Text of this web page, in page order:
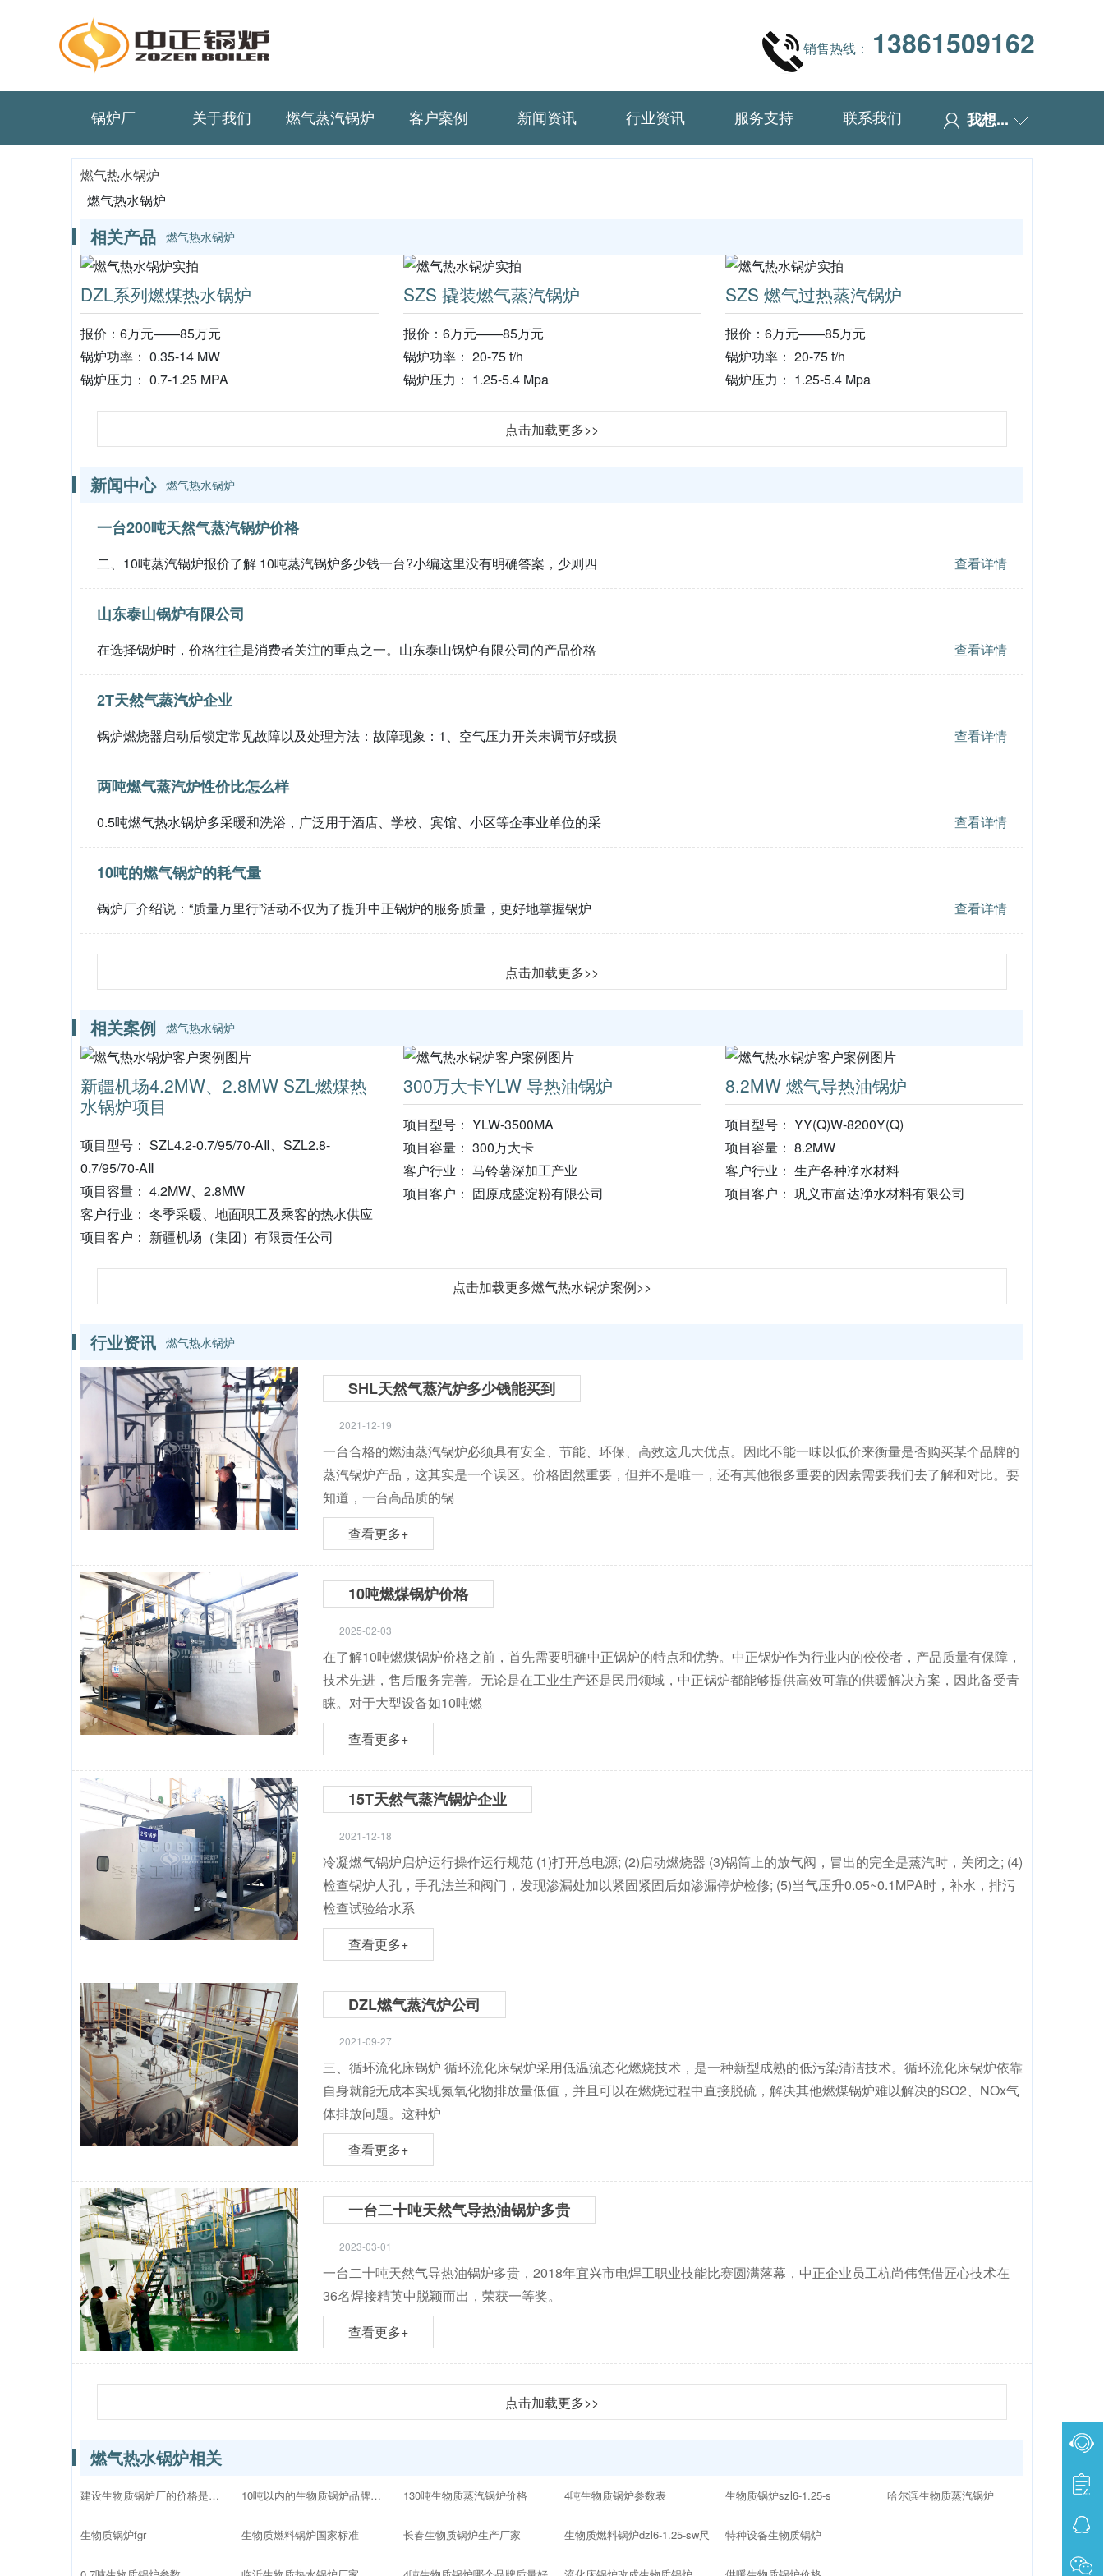
销售热线： 13861509162
锅炉厂 关于我们 燃气蒸汽锅炉 客户案例 新闻资讯 行业资讯 服务支持 联系我们 我想...
燃气热水锅炉
燃气热水锅炉
相关产品 燃气热水锅炉
DZL系列燃煤热水锅炉
报价：6万元——85万元
锅炉功率： 0.35-14 MW
锅炉压力： 0.7-1.25 MPA
SZS 撬装燃气蒸汽锅炉
报价：6万元——85万元
锅炉功率： 20-75 t/h
锅炉压力： 1.25-5.4 Mpa
SZS 燃气过热蒸汽锅炉
报价：6万元——85万元
锅炉功率： 20-75 t/h
锅炉压力： 1.25-5.4 Mpa
点击加载更多>>
新闻中心 燃气热水锅炉
一台200吨天然气蒸汽锅炉价格
二、10吨蒸汽锅炉报价了解 10吨蒸汽锅炉多少钱一台?小编这里没有明确答案，少则四 查看详情
山东泰山锅炉有限公司
在选择锅炉时，价格往往是消费者关注的重点之一。山东泰山锅炉有限公司的产品价格 查看详情
2T天然气蒸汽炉企业
锅炉燃烧器启动后锁定常见故障以及处理方法：故障现象：1、空气压力开关未调节好或损 查看详情
两吨燃气蒸汽炉性价比怎么样
0.5吨燃气热水锅炉多采暖和洗浴，广泛用于酒店、学校、宾馆、小区等企事业单位的采 查看详情
10吨的燃气锅炉的耗气量
锅炉厂介绍说：“质量万里行”活动不仅为了提升中正锅炉的服务质量，更好地掌握锅炉 查看详情
点击加载更多>>
相关案例 燃气热水锅炉
新疆机场4.2MW、2.8MW SZL燃煤热
水锅炉项目
项目型号： SZL4.2-0.7/95/70-AⅡ、SZL2.8-
0.7/95/70-AⅡ
项目容量： 4.2MW、2.8MW
客户行业： 冬季采暖、地面职工及乘客的热水供应
项目客户： 新疆机场（集团）有限责任公司
300万大卡YLW 导热油锅炉
项目型号： YLW-3500MA
项目容量： 300万大卡
客户行业： 马铃薯深加工产业
项目客户： 固原成盛淀粉有限公司
8.2MW 燃气导热油锅炉
项目型号： YY(Q)W-8200Y(Q)
项目容量： 8.2MW
客户行业： 生产各种净水材料
项目客户： 巩义市富达净水材料有限公司
点击加载更多燃气热水锅炉案例>>
行业资讯 燃气热水锅炉
SHL天然气蒸汽炉多少钱能买到
2021-12-19
一台合格的燃油蒸汽锅炉必须具有安全、节能、环保、高效这几大优点。因此不能一味以低价来衡量是否购买某个品牌的
蒸汽锅炉产品，这其实是一个误区。价格固然重要，但并不是唯一，还有其他很多重要的因素需要我们去了解和对比。要
知道，一台高品质的锅
查看更多+
10吨燃煤锅炉价格
2025-02-03
在了解10吨燃煤锅炉价格之前，首先需要明确中正锅炉的特点和优势。中正锅炉作为行业内的佼佼者，产品质量有保障，
技术先进，售后服务完善。无论是在工业生产还是民用领域，中正锅炉都能够提供高效可靠的供暖解决方案，因此备受青
睐。对于大型设备如10吨燃
查看更多+
15T天然气蒸汽锅炉企业
2021-12-18
冷凝燃气锅炉启炉运行操作运行规范 (1)打开总电源; (2)启动燃烧器 (3)锅筒上的放气阀，冒出的完全是蒸汽时，关闭之; (4)
检查锅炉人孔，手孔法兰和阀门，发现渗漏处加以紧固紧固后如渗漏停炉检修; (5)当气压升0.05~0.1MPA时，补水，排污
检查试验给水系
查看更多+
DZL燃气蒸汽炉公司
2021-09-27
三、循环流化床锅炉 循环流化床锅炉采用低温流态化燃烧技术，是一种新型成熟的低污染清洁技术。循环流化床锅炉依靠
自身就能无成本实现氮氧化物排放量低值，并且可以在燃烧过程中直接脱硫，解决其他燃煤锅炉难以解决的SO2、NOx气
体排放问题。这种炉
查看更多+
一台二十吨天然气导热油锅炉多贵
2023-03-01
一台二十吨天然气导热油锅炉多贵，2018年宜兴市电焊工职业技能比赛圆满落幕，中正企业员工杭尚伟凭借匠心技术在
36名焊接精英中脱颖而出，荣获一等奖。
查看更多+
点击加载更多>>
燃气热水锅炉相关
建设生物质锅炉厂的价格是多少
生物质锅炉fgr
10吨以内的生物质锅炉品牌十大排名
生物质燃料锅炉国家标准
130吨生物质蒸汽锅炉价格
长春生物质锅炉生产厂家
4吨生物质锅炉参数表
生物质燃料锅炉dzl6-1.25-sw尺
生物质锅炉szl6-1.25-s
特种设备生物质锅炉
哈尔滨生物质蒸汽锅炉